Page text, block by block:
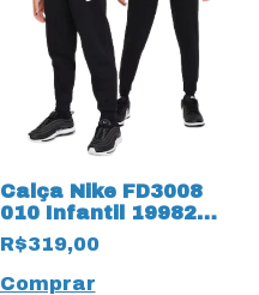
Calça Nike FD3008
010 Infantil 19982
Moletom
R$319,00
Comprar